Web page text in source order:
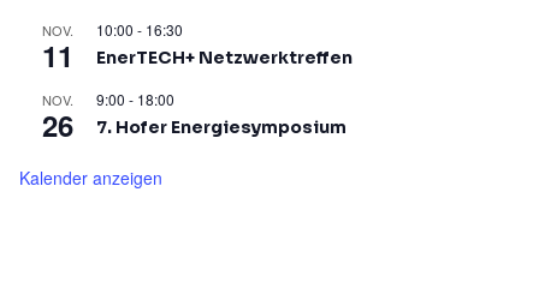
NOV.
11
10:00 - 16:30
EnerTECH+ Netzwerktreffen
NOV.
26
9:00 - 18:00
7. Hofer Energiesymposium
Kalender anzeigen